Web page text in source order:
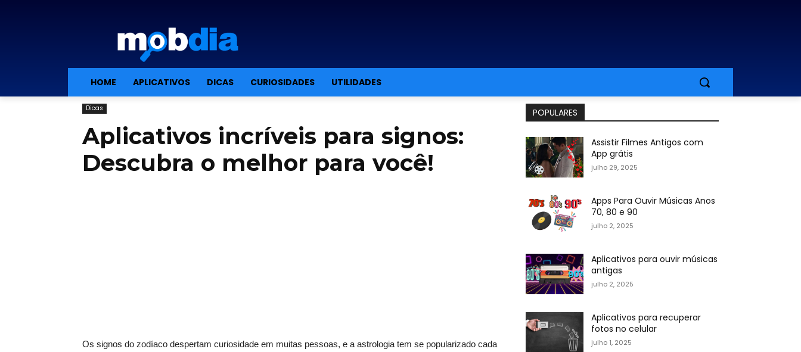
HOME APLICATIVOS DICAS CURIOSIDADES UTILIDADES
Dicas
Aplicativos incríveis para signos:
Descubra o melhor para você!
Os signos do zodíaco despertam curiosidade em muitas pessoas, e a astrologia tem se popularizado cada
POPULARES
Assistir Filmes Antigos com
App grátis
julho 29, 2025
Apps Para Ouvir Músicas Anos
70, 80 e 90
julho 2, 2025
Aplicativos para ouvir músicas
antigas
julho 2, 2025
Aplicativos para recuperar
fotos no celular
julho 1, 2025